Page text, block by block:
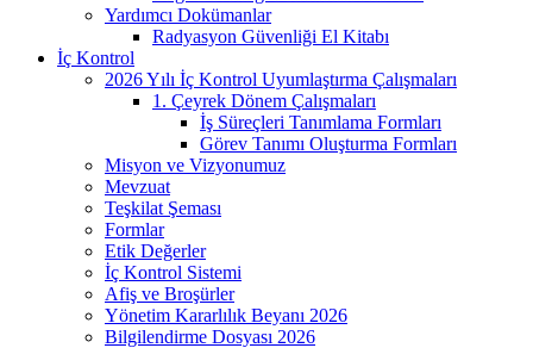
Yardımcı Dokümanlar
Radyasyon Güvenliği El Kitabı
İç Kontrol
2026 Yılı İç Kontrol Uyumlaştırma Çalışmaları
1. Çeyrek Dönem Çalışmaları
İş Süreçleri Tanımlama Formları
Görev Tanımı Oluşturma Formları
Misyon ve Vizyonumuz
Mevzuat
Teşkilat Şeması
Formlar
Etik Değerler
İç Kontrol Sistemi
Afiş ve Broşürler
Yönetim Kararlılık Beyanı 2026
Bilgilendirme Dosyası 2026